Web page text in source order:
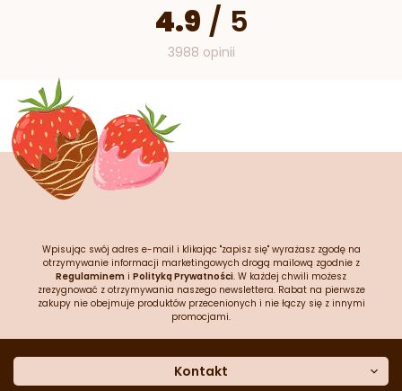
4.9 / 5
3988 opinii
Wpisując swój adres e-mail i klikając "zapisz się" wyrażasz zgodę na
otrzymywanie informacji marketingowych drogą mailową zgodnie z
Regulaminem i Polityką Prywatności. W każdej chwili możesz
zrezygnować z otrzymywania naszego newslettera. Rabat na pierwsze
zakupy nie obejmuje produktów przecenionych i nie łączy się z innymi
promocjami.
Kontakt